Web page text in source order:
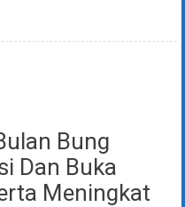
Bung
Dan Buka
Meningkat